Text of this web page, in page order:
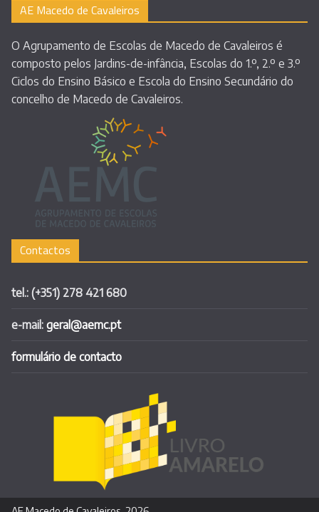
AE Macedo de Cavaleiros
O Agrupamento de Escolas de Macedo de Cavaleiros é
composto pelos Jardins-de-infância, Escolas do 1.º, 2.º e 3.º
Ciclos do Ensino Básico e Escola do Ensino Secundário do
concelho de Macedo de Cavaleiros.
Contactos
tel.: (+351) 278 421 680
e-mail: geral@aemc.pt
formulário de contacto